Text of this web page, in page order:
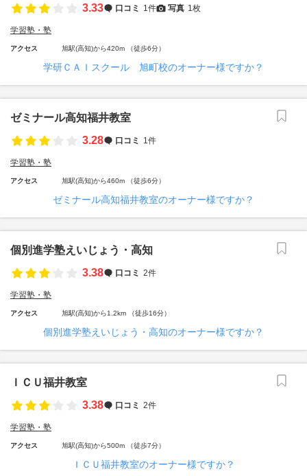
3.33 口コミ 1件 写真 1枚
学習塾・塾
アクセス 旭駅(高知)から420m （徒歩6分）
学研ＣＡＩスクール 旭町校のオーナー様ですか？
ゼミナール高知福井教室
3.28
口コミ 1件
学習塾・塾
アクセス 旭駅(高知)から460m （徒歩6分）
ゼミナール高知福井教室のオーナー様ですか？
個別進学塾えいじょう・高知
3.38
口コミ 2件
学習塾・塾
アクセス 旭駅(高知)から1.2km （徒歩16分）
個別進学塾えいじょう・高知のオーナー様ですか？
ＩＣＵ福井教室
3.38
口コミ 2件
学習塾・塾
アクセス 旭駅(高知)から500m （徒歩7分）
ＩＣＵ福井教室のオーナー様ですか？